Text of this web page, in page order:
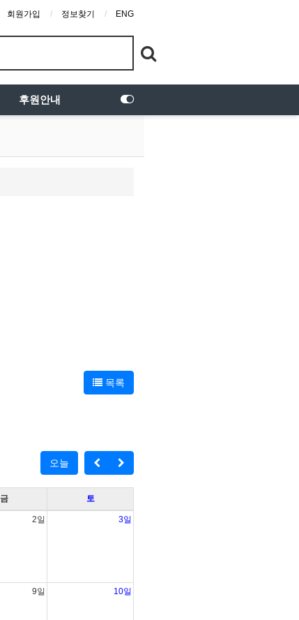
회원가입 정보찾기 ENG
후원안내
목록
오늘
금 토
2일 3일
9일 10일